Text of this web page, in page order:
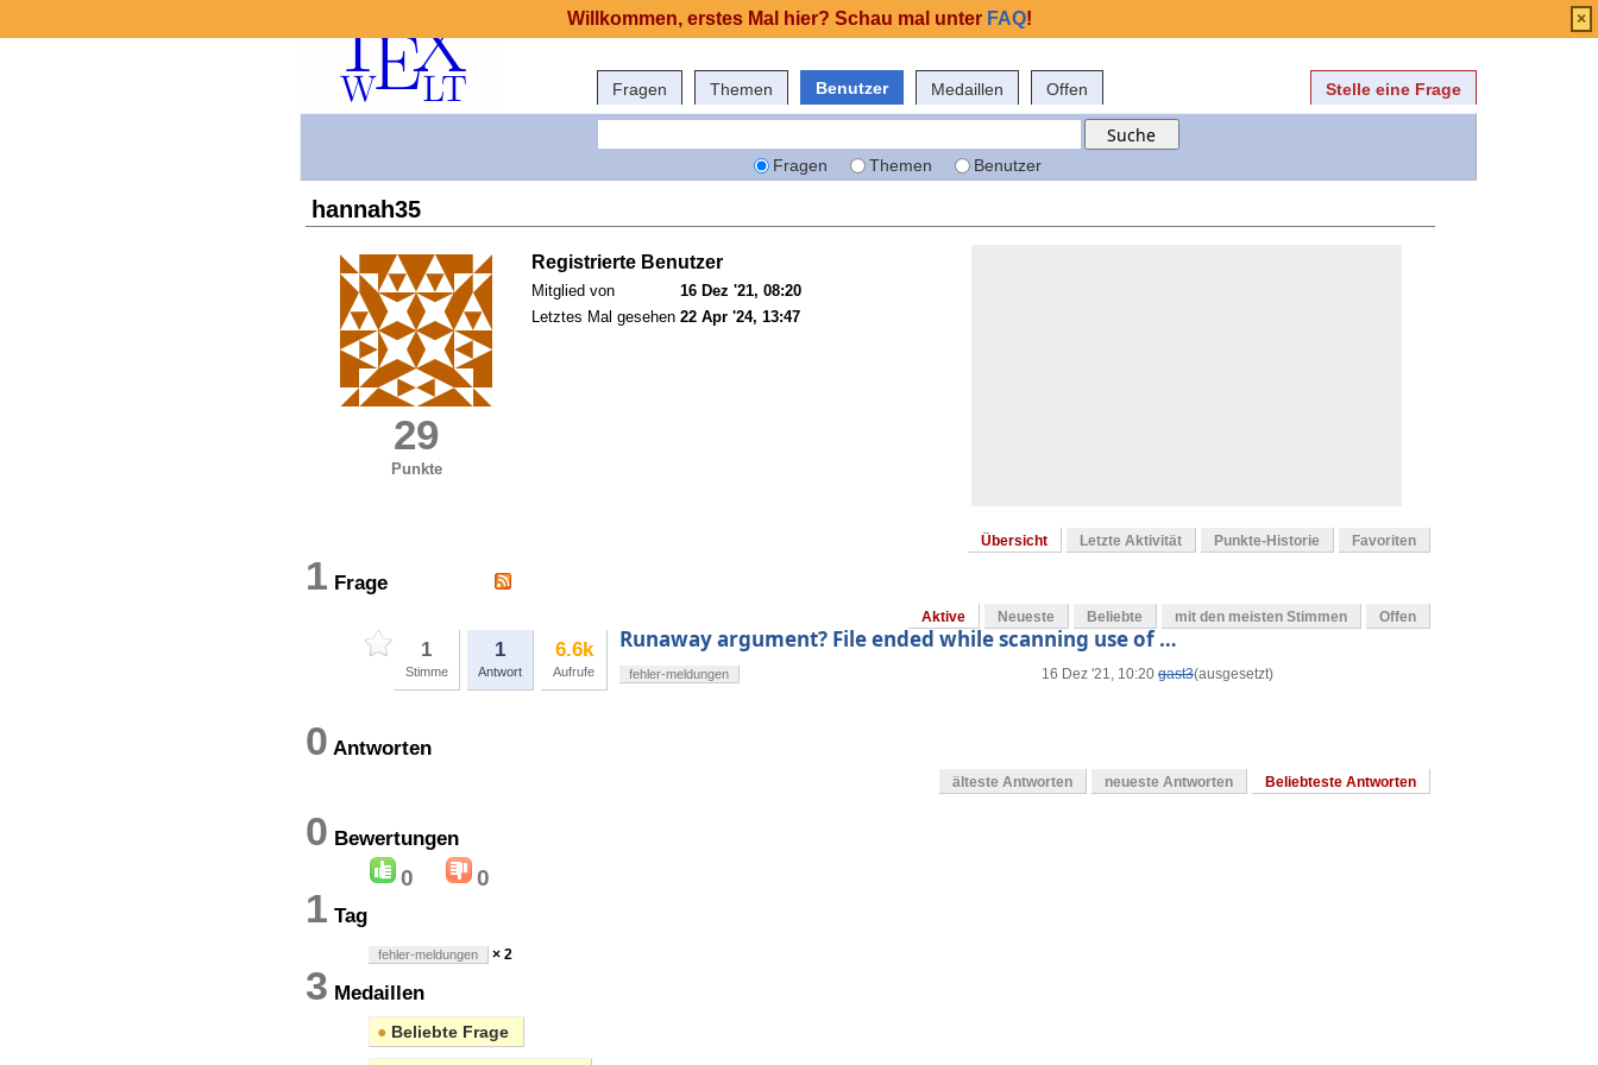
Fragen Themen Benutzer Medaillen Offen Stelle eine Frage
Fragen Themen Benutzer
hannah35
29
Punkte
Registrierte Benutzer
Mitglied von
16 Dez '21, 08:20
Letztes Mal gesehen 22 Apr '24, 13:47
Übersicht Letzte Aktivität Punkte-Historie Favoriten
1 Frage
Aktive Neueste Beliebte mit den meisten Stimmen Offen
1
Stimme
1
Antwort
6.6k
Aufrufe
Runaway argument? File ended while scanning use of …
16 Dez '21, 10:20 gast3(ausgesetzt)
fehler-meldungen
0 Antworten
älteste Antworten neueste Antworten Beliebteste Antworten
0 Bewertungen
0 0
1 Tag
fehler-meldungen × 2
3 Medaillen
● Beliebte Frage
Willkommen, erstes Mal hier? Schau mal unter FAQ! ×